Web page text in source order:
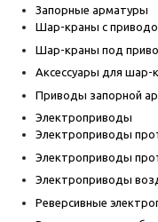
Запорные арматуры
Шар-краны с
Шар-краны под
Аксессуары для шар-
Приводы запорной
Электроприводы
Электроприводы
Электроприводы
Электроприводы
Реверсивные